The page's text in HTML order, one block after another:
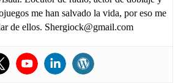
me han salvado la vida, por eso me
de ellos. Shergiock@gmail.com